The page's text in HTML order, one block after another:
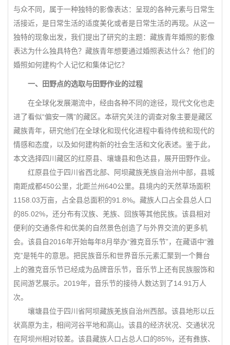
与众不同，属于一种独特的影像表达：呈现的各种元素与日常生
活接近，是日常生活的适度美化或者是日常生活的再现。从这一
独特的现象出发，我们提出了研究的主题：藏族青年婚照的影像
表达为什么独具特色？藏族青年想要通过婚照表达什么？他们的
婚照如何建构个人记忆和集体记忆？
一、田野点的选取与田野作业的过程
在全球化发展潮流中，经由各种不同的途径，现代文化也走
进了看似“偏安一隅”的藏区。本研究关注的调查对象主要是藏区
藏族青年，研究他们在全球化和现代化进程中看待传统和现代的
情感和态度，以及如何建构新的社会生活和文化表述。鉴于此，
本文选择四川藏区的红原县、壤塘县和色达县，展开田野作业。
红原县位于四川省西北部、阿坝藏族羌族自治州中部，县城
南距成都450公里，北距兰州640公里。县境内的天然草场面积
1158.03万亩，占全县总面积的91.8%。藏族人口占全县总人口
的85.02%，还分布有汉族、羌族、回族等其他民族。该县相对
便利的交通条件和优美的自然景色创造了与外界交流的更多机
会。该县自2016年开始每年8月举办“雅克音乐节”，在藏语中“雅
克”是牦牛的意思。把民族音乐和世界音乐元素汇聚到一个舞台
上的雅克音乐节已经成为品牌音乐节，音乐节上还有民族服饰和
民间游艺展示。2019年，音乐节的接待人数达到了14.91万人
次。
壤塘县位于四川省阿坝藏族羌族自治州西部。该县地形以丘
状高原为主，相间河谷平地和高山。该县的经济状况、交通状况
在阿坝州相对较差。该县藏族人口占总人口的85%，还有彝族、